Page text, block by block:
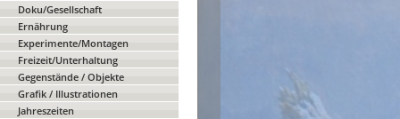
Doku/Gesellschaft
Ernährung
Experimente/Montagen
Freizeit/Unterhaltung
Gegenstände / Objekte
Grafik / Illustrationen
Jahreszeiten